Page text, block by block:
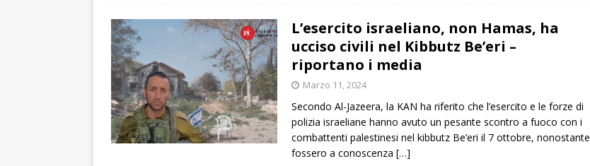
L’esercito israeliano, non Hamas, ha
ucciso civili nel Kibbutz Be’eri –
riportano i media
Marzo 11, 2024
Secondo Al-Jazeera, la KAN ha riferito che l’esercito e le forze di
polizia israeliane hanno avuto un pesante scontro a fuoco con i
combattenti palestinesi nel kibbutz Be’eri il 7 ottobre, nonostante
fossero a conoscenza […]